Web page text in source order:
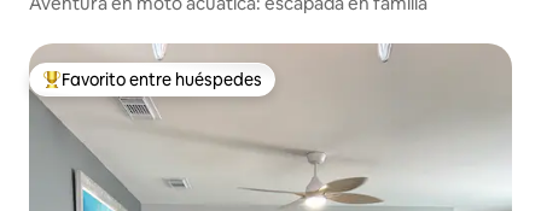
De los mejores en Favorito entre huéspedes
Favorito entre huéspedes